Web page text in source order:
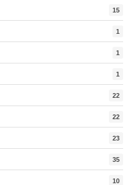
15
1
1
1
22
22
23
35
10